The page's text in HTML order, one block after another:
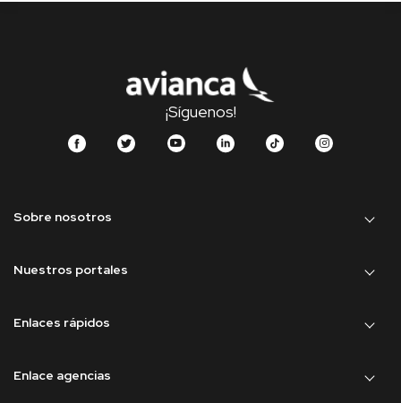
¡Síguenos!
Sobre nosotros
Nuestros portales
Enlaces rápidos
Enlace agencias